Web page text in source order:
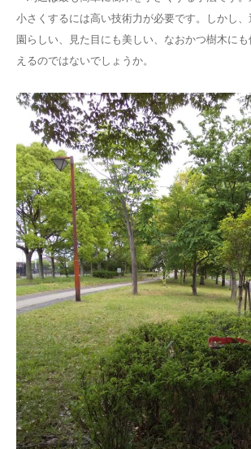
小さくするには高い技術力が必要です。しかし
園らしい、見た目にも美しい、なおかつ樹木に
えるのではないでしょうか。